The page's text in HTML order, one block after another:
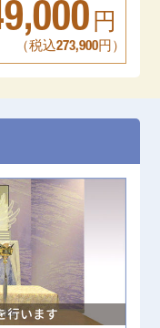
円
（税込273,900円）
行います